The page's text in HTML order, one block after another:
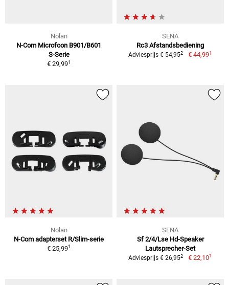
Nolan
N-Com Microfoon B901/B601
S-Serie
€ 29,991
SENA
Rc3 Afstandsbediening
Adviesprijs € 54,952 € 44,991
Nolan
N-Com adapterset R/Slim-serie
€ 25,991
SENA
Sf 2/4/Lse Hd-Speaker
Lautsprecher-Set
Adviesprijs € 26,952 € 22,101